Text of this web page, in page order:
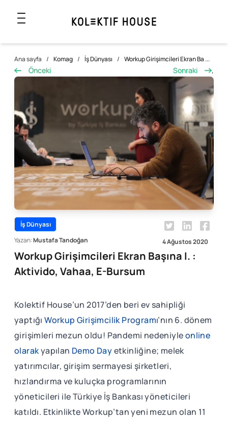
Ana sayfa / Komag / İş Dünyası / Workup Girişimcileri Ekran Ba ...
Önceki Sonraki ,
İş Dünyası
Yazan:Mustafa Tandoğan 4 Ağustos 2020
Workup Girişimcileri Ekran Başına I. :
Aktivido, Vahaa, E-Bursum
Kolektif House’un 2017’den beri ev sahipliği
yaptığıWorkup Girişimcilik Programı’nın 6. dönem
girişimleri mezun oldu! Pandemi nedeniyleonline
olarakyapılan Demo Dayetkinliğine; melek
yatırımcılar, girişim sermayesi şirketleri,
hızlandırma ve kuluçka programlarının
yöneticileri ile Türkiye İş Bankası yöneticileri
katıldı. Etkinlikte Workup’tan yeni mezun olan 11